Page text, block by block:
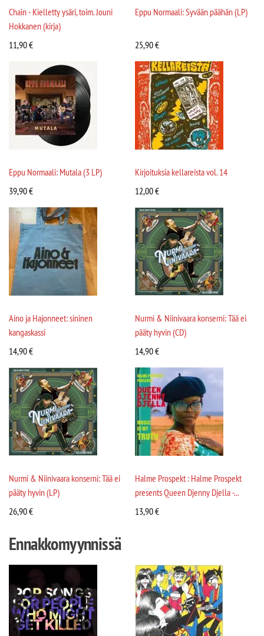
Chain - Kielletty ysäri, toim. Jouni
Hokkanen (kirja)
11,90€
Eppu Normaali: Syvään päähän (LP)
25,90€
Eppu Normaali: Mutala (3 LP)
39,90€
Kirjoituksia kellareista vol. 14
12,00€
Aino ja Hajonneet: sininen
kangaskassi
14,90€
Nurmi & Niinivaara konserni: Tää ei
pääty hyvin (CD)
14,90€
Nurmi & Niinivaara konserni: Tää ei
pääty hyvin (LP)
26,90€
Halme Prospekt : Halme Prospekt
presents Queen Djenny Djella -...
13,90€
Ennakkomyynnissä